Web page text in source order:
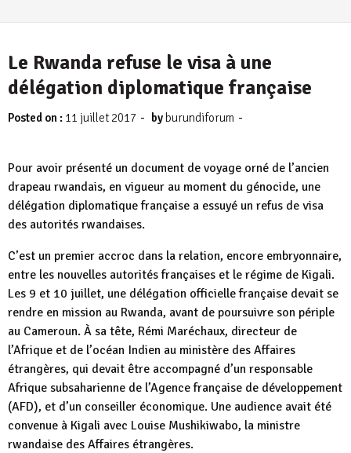
Le Rwanda refuse le visa à une
délégation diplomatique française
Posted on : 11 juillet 2017 - by burundiforum -
Pour avoir présenté un document de voyage orné de l’ancien
drapeau rwandais, en vigueur au moment du génocide, une
délégation diplomatique française a essuyé un refus de visa
des autorités rwandaises.
C’est un premier accroc dans la relation, encore embryonnaire,
entre les nouvelles autorités françaises et le régime de Kigali.
Les 9 et 10 juillet, une délégation officielle française devait se
rendre en mission au Rwanda, avant de poursuivre son périple
au Cameroun. À sa tête, Rémi Maréchaux, directeur de
l’Afrique et de l’océan Indien au ministère des Affaires
étrangères, qui devait être accompagné d’un responsable
Afrique subsaharienne de l’Agence française de développement
(AFD), et d’un conseiller économique. Une audience avait été
convenue à Kigali avec Louise Mushikiwabo, la ministre
rwandaise des Affaires étrangères.